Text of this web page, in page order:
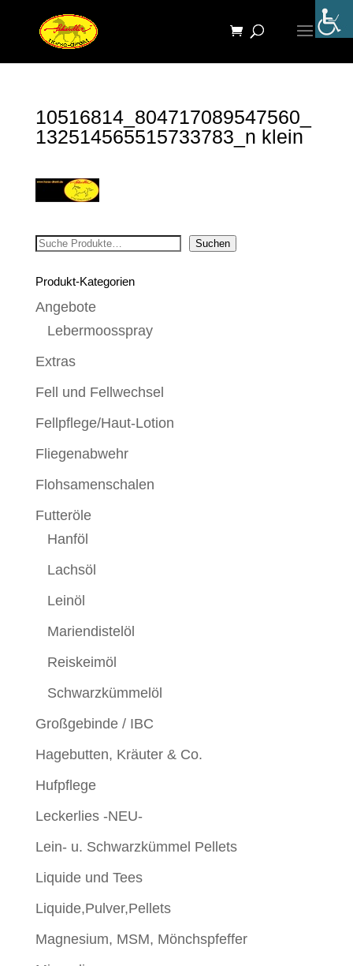
10516814_804717089547560_
132514565515733783_n klein
Suchen Suchen
Produkt-Kategorien
Angebote
Lebermoosspray
Extras
Fell und Fellwechsel
Fellpflege/Haut-Lotion
Fliegenabwehr
Flohsamenschalen
Futteröle
Hanföl
Lachsöl
Leinöl
Mariendistelöl
Reiskeimöl
Schwarzkümmelöl
Großgebinde / IBC
Hagebutten, Kräuter & Co.
Hufpflege
Leckerlies -NEU-
Lein- u. Schwarzkümmel Pellets
Liquide und Tees
Liquide,Pulver,Pellets
Magnesium, MSM, Mönchspfeffer